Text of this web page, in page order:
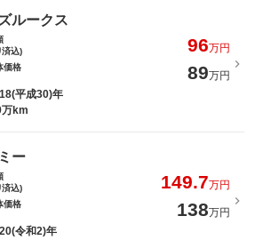
ルークス
済込)
96万円
価格
89万円
平成30)年
km
ー
済込)
149.7万円
価格
138万円
令和2)年